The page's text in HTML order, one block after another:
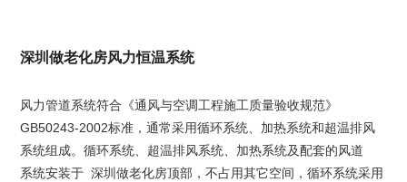
深圳做老化房风力恒温系统
风力管道系统符合《通风与空调工程施工质量验收规范》
GB50243-2002标准，通常采用循环系统、加热系统和超温排风
系统组成。循环系统、超温排风系统、加热系统及配套的风道
系统安装于 深圳做老化房顶部，不占用其它空间，循环系统采用